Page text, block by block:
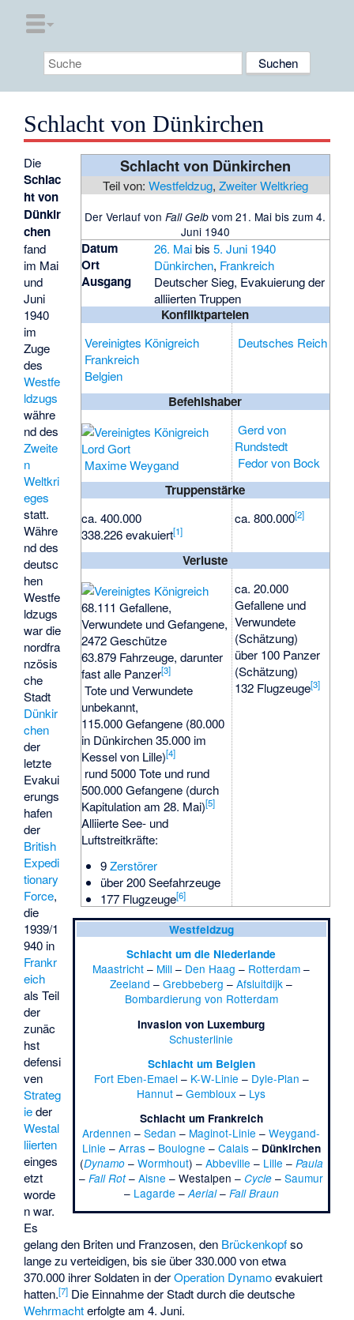
Schlacht von Dünkirchen
Schlacht von Dünkirchen
Teil von: Westfeldzug, Zweiter Weltkrieg
Der Verlauf vonFall Gelb vom 21. Mai bis zum 4.
Juni 1940
Datum 26. Maibis 5. Juni 1940
Ort Dünkirchen, Frankreich
Ausgang
Deutscher Sieg, Evakuierung der
alliierten Truppen
Konfliktparteien
Vereinigtes Königreich
Frankreich
Belgien
Deutsches Reich
Befehlshaber
Lord Gort
Maxime Weygand
Gerd von
Rundstedt
Fedor von Bock
Truppenstärke
ca. 400.000
338.226 evakuiert[1]
ca. 800.000[2]
Verluste
68.111 Gefallene,
Verwundete und Gefangene,
2472 Geschütze
63.879 Fahrzeuge, darunter
fast alle Panzer[3]
Tote und Verwundete
unbekannt,
115.000 Gefangene (80.000
in Dünkirchen 35.000 im
Kessel von Lille)[4]
rund 5000 Tote und rund
500.000 Gefangene (durch
Kapitulation am 28. Mai)[5]
Alliierte See- und
Luftstreitkräfte:
9Zerstörer
über 200 Seefahrzeuge
177 Flugzeuge[6]
ca. 20.000
Gefallene und
Verwundete
(Schätzung)
über 100 Panzer
(Schätzung)
132 Flugzeuge[3]
Westfeldzug
Schlacht um die Niederlande
Maastricht – Mill – Den Haag – Rotterdam –
Zeeland –Grebbeberg –Afsluitdijk –
Bombardierung von Rotterdam
Invasion von Luxemburg
Schusterlinie
Schlacht um Belgien
Fort Eben-Emael – K-W-Linie – Dyle-Plan –
Hannut –Gembloux – Lys
Schlacht um Frankreich
Ardennen –Sedan – Maginot-Linie –Weygand-
Linie – Arras– Boulogne – Calais– Dünkirchen
(Dynamo– Wormhout) – Abbeville – Lille – Paula
–Fall Rot–Aisne –Westalpen –Cycle –Saumur
– Lagarde –Aerial– Fall Braun
Die
Schlac
ht von
Dünkir
chen
fand
im Mai
und
Juni
1940
im
Zuge
des
Westfe
ldzugs
währe
nd des
Zweite
n
Weltkri
eges
statt.
Währe
nd des
deutsc
hen
Westfe
ldzugs
war die
nordfra
nzösis
che
Stadt
Dünkir
chen
der
letzte
Evakui
erungs
hafen
der
British
Expedi
tionary
Force,
die
1939/1
940 in
Frankr
eich
als Teil
der
zunäc
hst
defensi
ven
Strateg
ieder
Westal
liierten
einges
etzt
worde
n war.
Es
gelang den Briten und Franzosen, den Brückenkopfso
lange zu verteidigen, bis sie über 330.000 von etwa
370.000 ihrer Soldaten in derOperation Dynamoevakuiert
hatten.[7] Die Einnahme der Stadt durch die deutsche
Wehrmachterfolgte am 4. Juni.